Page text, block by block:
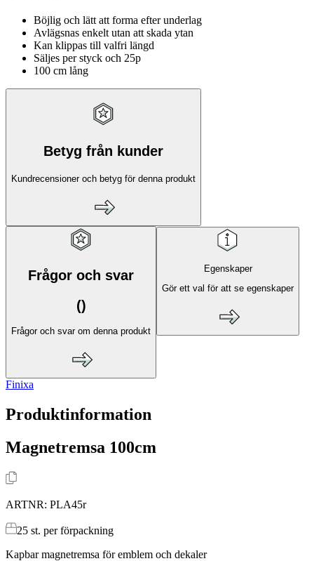
Böjlig och lätt att forma efter underlag
Avlägsnas enkelt utan att skada ytan
Kan klippas till valfri längd
Säljes per styck och 25p
100 cm lång
Betyg från kunder
Kundrecensioner och betyg för denna produkt
Frågor och svar
()
Frågor och svar om denna produkt
Egenskaper
Gör ett val för att se egenskaper
Finixa
Produktinformation
Magnetremsa 100cm
ARTNR: PLA45r
25 st. per förpackning
Kapbar magnetremsa för emblem och dekaler